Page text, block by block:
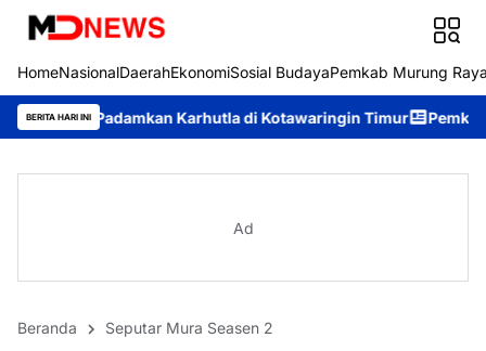
HomeNasionalDaerahEkonomiSosial BudayaPemkab Murung
BERITA HARI INIKarhutla di Kotawaringin Timur Pemkab Murung Raya
Ad
Beranda Seputar Mura Seasen 2